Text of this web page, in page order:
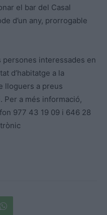
el bar del Casal
d’un any, prorrogable
interessades en
d’habitatge a la
lloguers a preus
Per a més informació,
977 43 19 09 i 646 28